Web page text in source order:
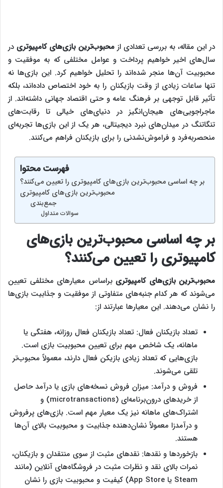
در این مقاله، به بررسی تعدادی از محبوب‌ترین بازی‌های کامپیوتری در
سال‌های اخیر خواهیم پرداخت و عوامل مختلفی که به موفقیت و
محبوبیت آن‌ها منجر شده‌اند را تحلیل خواهیم کرد. این بازی‌ها نه
تنها ساعات زیادی از وقت بازیکنان را به خود اختصاص داده‌اند، بلکه
تأثیر قابل توجهی بر فرهنگ عامه و حتی اقتصاد جهانی داشته‌اند. از
ماجراجویی‌های هیجان‌انگیز در دنیای‌های خیالی تا رقابت‌های
تنگاتنگ در میدان‌های نبرد دیجیتالی، هر یک از این بازی‌ها تجربه‌ای
منحصربه‌فرد و فراموش‌نشدنی را برای بازیکنان فراهم می‌کنند.
فهرست محتوا
بر چه اساسی محبوب‌‌‌ترین بازی‌های کامپیوتری را تعیین می‌کنند؟
محبوب‌ترین بازی‌های کامپیوتری
جمع‌بندی
سوالات متداول
بر چه اساسی محبوب‌‌‌ترین بازی‌های
کامپیوتری را تعیین می‌کنند؟
محبوب‌ترین بازی‌های کامپیوتری براساس معیارهای مختلفی تعیین
می‌شوند که هر کدام جنبه‌های متفاوتی از موفقیت و جذابیت بازی‌ها
را نشان می‌دهند. این معیارها عبارتند از:
تعداد بازیکنان فعال: تعداد بازیکنان فعال روزانه، هفتگی یا
ماهانه، یک شاخص مهم برای تعیین محبوبیت بازی است.
بازی‌هایی که تعداد زیادی بازیکن فعال دارند، معمولاً محبوب‌تر
تلقی می‌شوند.
فروش و درآمد: میزان فروش نسخه‌های بازی یا درآمد حاصل
از خریدهای درون‌برنامه‌ای (microtransactions) و
اشتراک‌های ماهانه نیز یک معیار مهم است. بازی‌های پرفروش
و درآمدزا معمولاً نشان‌دهنده جذابیت و محبوبیت بالای آن‌ها
هستند.
بازخوردها و نقدها: نقدهای مثبت از سوی منتقدان و بازیکنان،
نمرات بالای نقد و نظرات مثبت در فروشگاه‌های آنلاین (مانند
Steam یا App Store) کیفیت و محبوبیت بازی را نشان